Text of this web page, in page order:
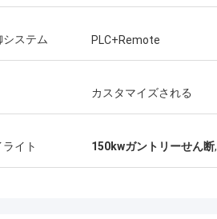
システム PLC+Remote
カスタマイズされる
イト 150kwガントリーせん断,